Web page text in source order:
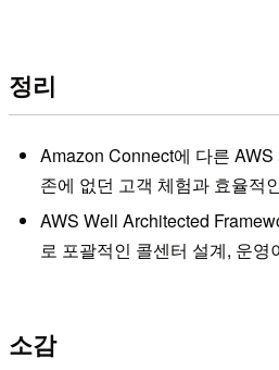
정리
Amazon Connect에 다른
존에 없던 고객 체험과 효율적
AWS Well Architected
로 포괄적인 콜센터 설계, 운영
소감